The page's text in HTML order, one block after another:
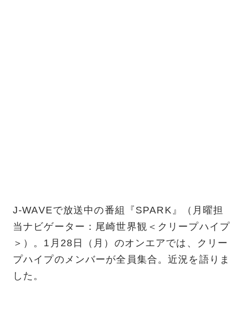
J-WAVEで放送中の番組『SPARK』（月曜担
当ナビゲーター：尾崎世界観＜クリープハイプ
＞）。1月28日（月）のオンエアでは、クリー
プハイプのメンバーが全員集合。近況を語りま
した。